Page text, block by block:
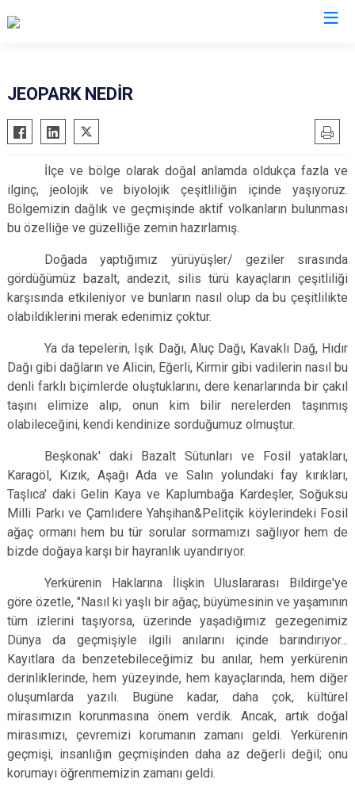
Akyurt
Altındağ
Bala
Beypazarı
Çankaya
Çubuk
Elmadağ
Etimesgut
Evren
Gölbaşı
Güdül
Kahramankazan
Keçiören
Kızılcahamam
Nallıhan
Polatlı
Şereflikoçhisar
Sincan
Yenimahalle
Pursaklar
JEOPARK NEDİR
İlçe ve bölge olarak doğal anlamda oldukça fazla ve
ilginç, jeolojik ve biyolojik çeşitliliğin içinde yaşıyoruz.
Bölgemizin dağlık ve geçmişinde aktif volkanların bulunması
bu özelliğe ve güzelliğe zemin hazırlamış.
Doğada yaptığımız yürüyüşler/ geziler sırasında
gördüğümüz bazalt, andezit, silis türü kayaçların çeşitliliği
karşısında etkileniyor ve bunların nasıl olup da bu çeşitlilikte
olabildiklerini merak edenimiz çoktur.
Ya da tepelerin, Işık Dağı, Aluç Dağı, Kavaklı Dağ, Hıdır
Dağı gibi dağların ve Alicin, Eğerli, Kirmir gibi vadilerin nasıl bu
denli farklı biçimlerde oluştuklarını, dere kenarlarında bir çakıl
taşını elimize alıp, onun kim bilir nerelerden taşınmış
olabileceğini, kendi kendinize sorduğumuz olmuştur.
Beşkonak' daki Bazalt Sütunları ve Fosil yatakları,
Karagöl, Kızık, Aşağı Ada ve Salın yolundaki fay kırıkları,
Taşlıca' daki Gelin Kaya ve Kaplumbağa Kardeşler, Soğuksu
Milli Parkı ve Çamlıdere Yahşihan&Pelitçik köylerindeki Fosil
ağaç ormanı hem bu tür sorular sormamızı sağlıyor hem de
bizde doğaya karşı bir hayranlık uyandırıyor.
Yerkürenin Haklarına İlişkin Uluslararası Bildirge'ye
göre özetle, "Nasıl ki yaşlı bir ağaç, büyümesinin ve yaşamının
tüm izlerini taşıyorsa, üzerinde yaşadığımız gezegenimiz
Dünya da geçmişiyle ilgili anılarını içinde barındırıyor...
Kayıtlara da benzetebileceğimiz bu anılar, hem yerkürenin
derinliklerinde, hem yüzeyinde, hem kayaçlarında, hem diğer
oluşumlarda yazılı. Bugüne kadar, daha çok, kültürel
mirasımızın korunmasına önem verdik. Ancak, artık doğal
mirasımızı, çevremizi korumanın zamanı geldi. Yerkürenin
geçmişi, insanlığın geçmişinden daha az değerli değil; onu
korumayı öğrenmemizin zamanı geldi.